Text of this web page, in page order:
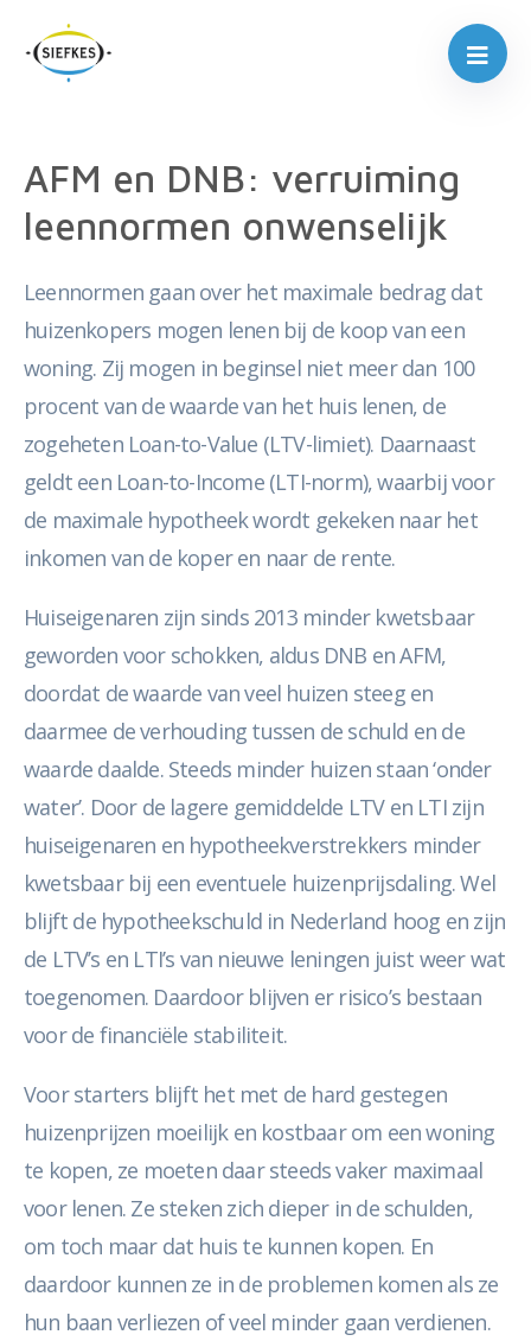
AFM en DNB: verruiming
leennormen onwenselijk
Leennormen gaan over het maximale bedrag dat
huizenkopers mogen lenen bij de koop van een
woning. Zij mogen in beginsel niet meer dan 100
procent van de waarde van het huis lenen, de
zogeheten Loan-to-Value (LTV-limiet). Daarnaast
geldt een Loan-to-Income (LTI-norm), waarbij voor
de maximale hypotheek wordt gekeken naar het
inkomen van de koper en naar de rente.
Huiseigenaren zijn sinds 2013 minder kwetsbaar
geworden voor schokken, aldus DNB en AFM,
doordat de waarde van veel huizen steeg en
daarmee de verhouding tussen de schuld en de
waarde daalde. Steeds minder huizen staan ‘onder
water’. Door de lagere gemiddelde LTV en LTI zijn
huiseigenaren en hypotheekverstrekkers minder
kwetsbaar bij een eventuele huizenprijsdaling. Wel
blijft de hypotheekschuld in Nederland hoog en zijn
de LTV’s en LTI’s van nieuwe leningen juist weer wat
toegenomen. Daardoor blijven er risico’s bestaan
voor de financiële stabiliteit.
Voor starters blijft het met de hard gestegen
huizenprijzen moeilijk en kostbaar om een woning
te kopen, ze moeten daar steeds vaker maximaal
voor lenen. Ze steken zich dieper in de schulden,
om toch maar dat huis te kunnen kopen. En
daardoor kunnen ze in de problemen komen als ze
hun baan verliezen of veel minder gaan verdienen.